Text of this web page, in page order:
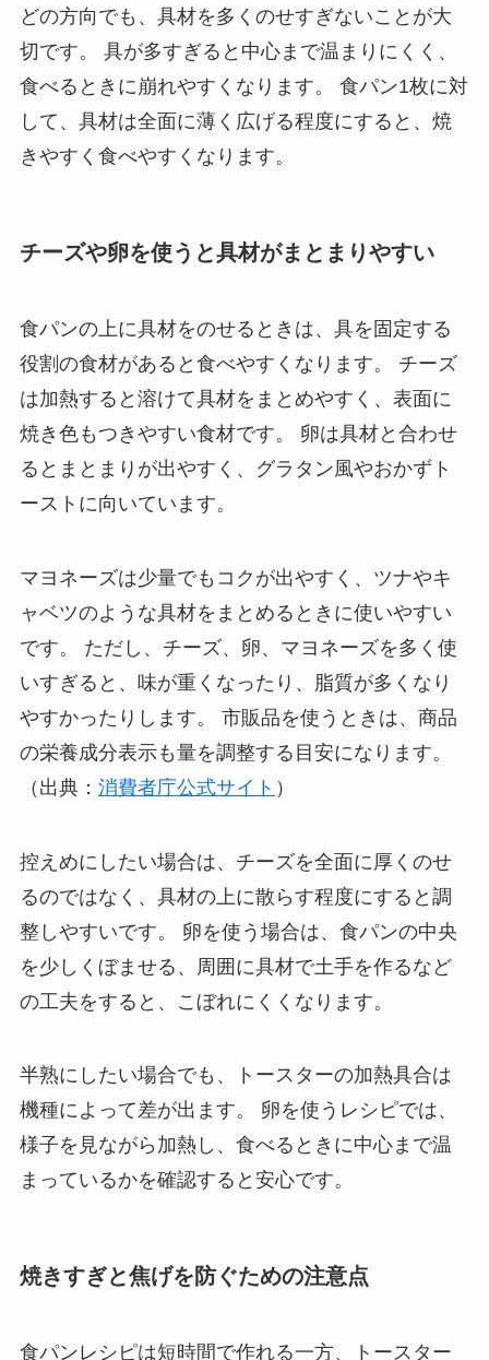
どの方向でも、具材を多くのせすぎないことが大
切です。 具が多すぎると中心まで温まりにくく、
食べるときに崩れやすくなります。 食パン1枚に対
して、具材は全面に薄く広げる程度にすると、焼
きやすく食べやすくなります。
チーズや卵を使うと具材がまとまりやすい
食パンの上に具材をのせるときは、具を固定する
役割の食材があると食べやすくなります。 チーズ
は加熱すると溶けて具材をまとめやすく、表面に
焼き色もつきやすい食材です。 卵は具材と合わせ
るとまとまりが出やすく、グラタン風やおかずト
ーストに向いています。
マヨネーズは少量でもコクが出やすく、ツナやキ
ャベツのような具材をまとめるときに使いやすい
です。 ただし、チーズ、卵、マヨネーズを多く使
いすぎると、味が重くなったり、脂質が多くなり
やすかったりします。 市販品を使うときは、商品
の栄養成分表示も量を調整する目安になります。
（出典： 消費者庁公式サイト ）
控えめにしたい場合は、チーズを全面に厚くのせ
るのではなく、具材の上に散らす程度にすると調
整しやすいです。 卵を使う場合は、食パンの中央
を少しくぼませる、周囲に具材で土手を作るなど
の工夫をすると、こぼれにくくなります。
半熟にしたい場合でも、トースターの加熱具合は
機種によって差が出ます。 卵を使うレシピでは、
様子を見ながら加熱し、食べるときに中心まで温
まっているかを確認すると安心です。
焼きすぎと焦げを防ぐための注意点
食パンレシピは短時間で作れる一方、トースター